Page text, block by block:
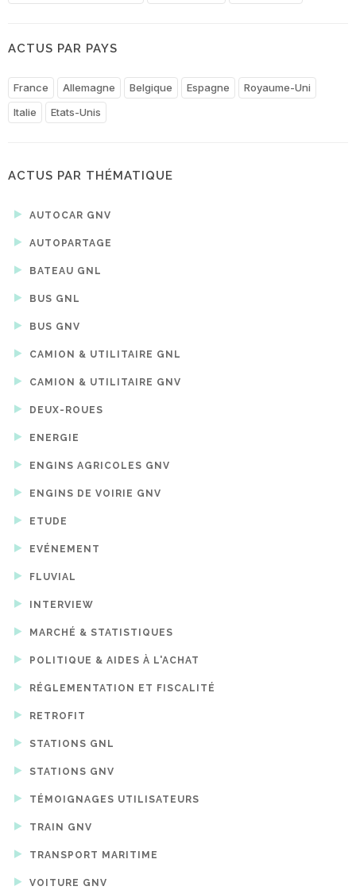
ACTUS PAR PAYS
France Allemagne Belgique Espagne
Royaume-Uni
Italie
Etats-Unis
ACTUS PAR THÉMATIQUE
AUTOCAR GNV
AUTOPARTAGE
BATEAU GNL
BUS GNL
BUS GNV
CAMION & UTILITAIRE GNL
CAMION & UTILITAIRE GNV
DEUX-ROUES
ENERGIE
ENGINS AGRICOLES GNV
ENGINS DE VOIRIE GNV
ETUDE
EVÉNEMENT
FLUVIAL
INTERVIEW
MARCHÉ & STATISTIQUES
POLITIQUE & AIDES À L'ACHAT
RÉGLEMENTATION ET FISCALITÉ
RETROFIT
STATIONS GNL
STATIONS GNV
TÉMOIGNAGES UTILISATEURS
TRAIN GNV
TRANSPORT MARITIME
VOITURE GNV